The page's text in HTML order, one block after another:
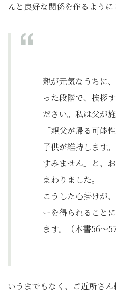
んと良好な関係を作るように
親が元気なうちに
った段階で、挨拶
ださい。私は父が
「親父が帰る可能
子供が維持します
すみません」と、
まわりました。
こうした心掛けが
ーを得られること
ます。（本書56～
いうまでもなく、ご近所さ